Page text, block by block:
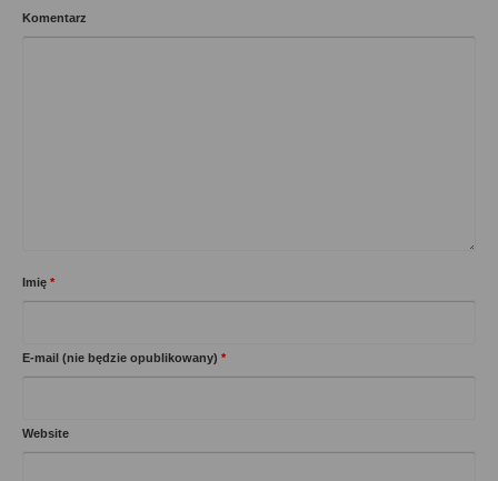
Komentarz
Imię *
E-mail (nie będzie opublikowany) *
Website